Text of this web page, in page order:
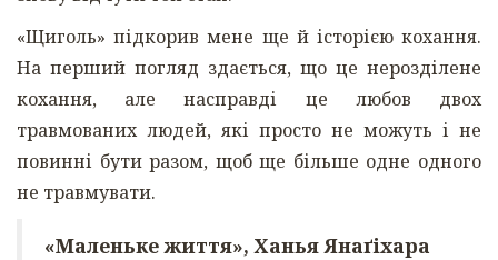
«Щиголь» підкорив мене ще й історією кохання.
На перший погляд здається, що це нерозділене
кохання, але насправді це любов двох
травмованих людей, які просто не можуть і не
повинні бути разом, щоб ще більше одне одного
не травмувати.
«Маленьке життя», Ханья Янаґіхара